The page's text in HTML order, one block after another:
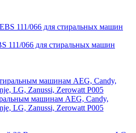
111/066 для стиральных машин
машинам AEG, Candy,
LG, Zanussi, Zerowatt P005